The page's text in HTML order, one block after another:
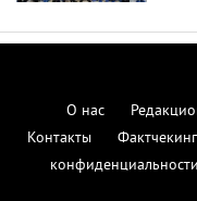
О нас
Контакты
Фактчекинг
конфиденциальности